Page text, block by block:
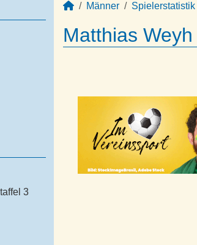
3
Männer Spielerstatistik
Matthias